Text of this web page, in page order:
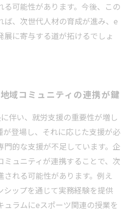
る可能性があります。今後、この
ば、次世代人材の育成が進み、e
展に寄与する道が拓けるでしょ
域コミュニティの連携が鍵
伴い、就労支援の重要性が増し
が登場し、それに応じた支援が必
門的な支援が不足しています。企
ミュニティが連携することで、次
される可能性があります。例え
シップを通じて実務経験を提供
ュラムにeスポーツ関連の授業を